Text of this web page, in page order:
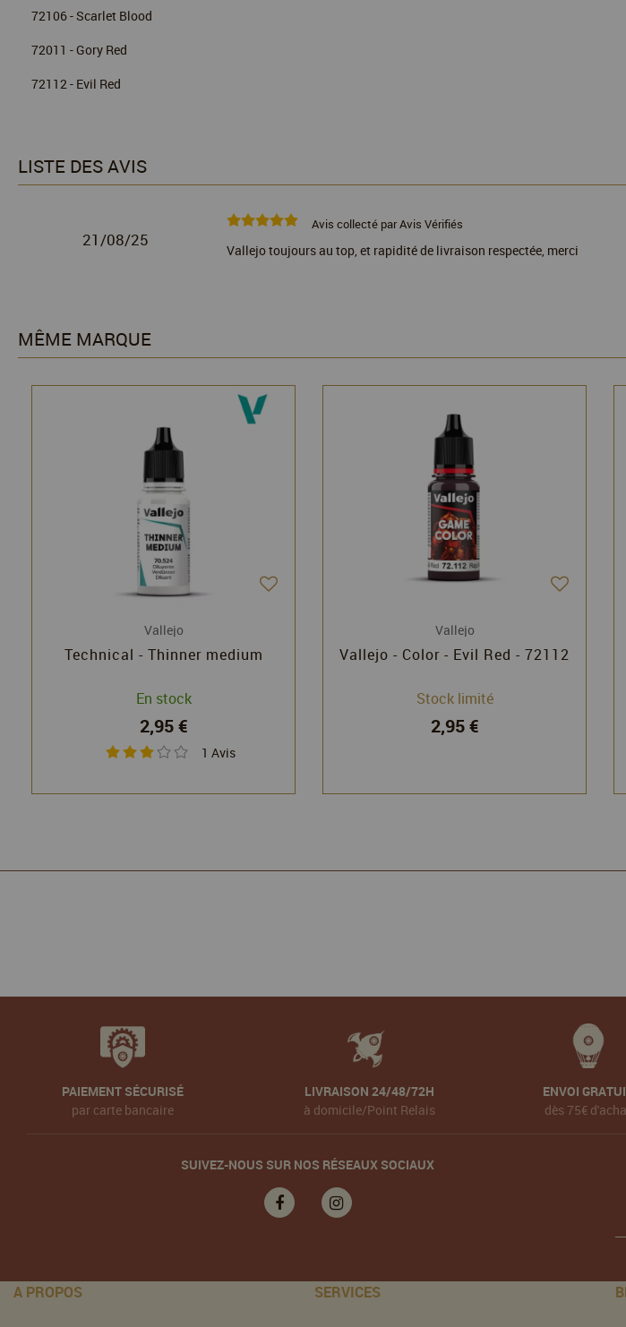
72106 - Scarlet Blood
72011 - Gory Red
72112 - Evil Red
LISTE DES AVIS
21/08/25
Avis collecté par Avis Vérifiés
Vallejo toujours au top, et rapidité de livraison respectée, merci
MÊME MARQUE
Vallejo
Technical - Thinner medium
En stock
2,95 €
1 Avis
Vallejo
Vallejo - Color - Evil Red - 72112
Stock limité
2,95 €
PAIEMENT SÉCURISÉ
par carte bancaire
LIVRAISON 24/48/72H
à domicile/Point Relais
ENVOI
dès 75€
SUIVEZ-NOUS SUR NOS RÉSEAUX SOCIAUX
A PROPOS SERVICES